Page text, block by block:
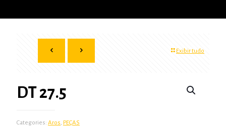
Exibir tudo
DT 27.5
Categories: Aros, PEÇAS